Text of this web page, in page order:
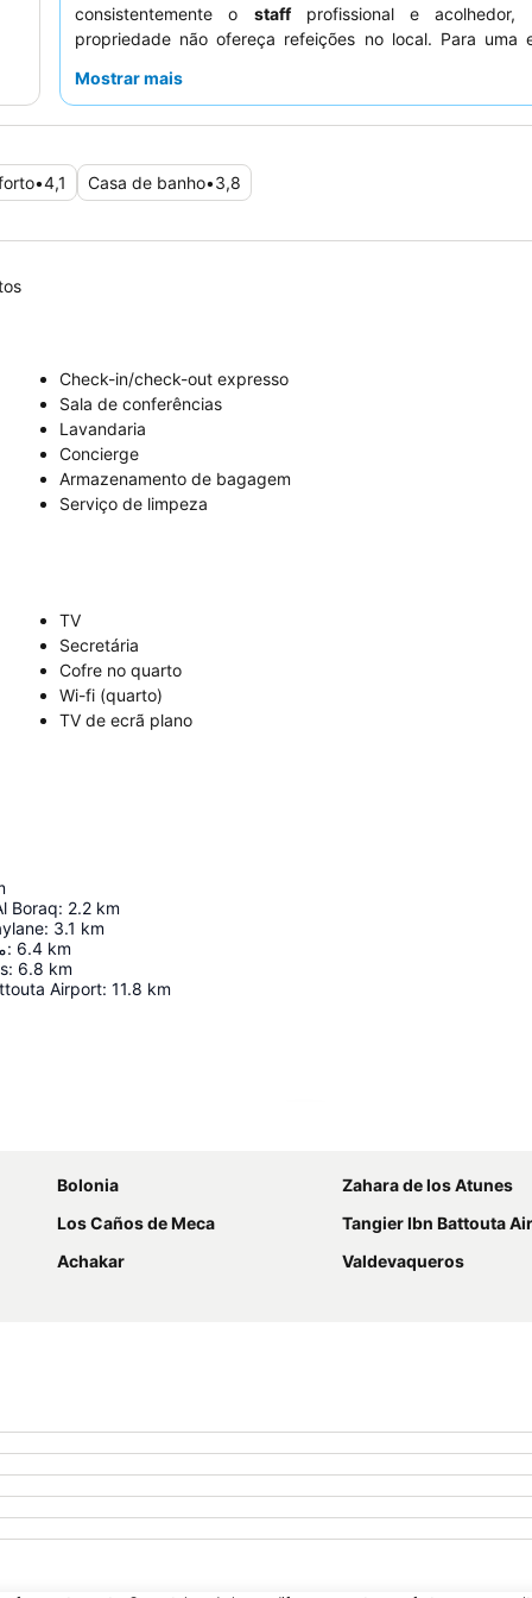
consistentemente o staffprofissional e acolhedor,
propriedade não ofereça refeições no local. Para uma
longe da movimentada avenida.
Mostrar mais
•4,1 Casa de banho•3,8
Check-in/check-out expresso
Sala de conferências
Lavandaria
Concierge
Armazenamento de bagagem
Serviço de limpeza
TV
Secretária
Cofre no quarto
Wi-fi (quarto)
TV de ecrã plano
Boraq: 2.2 km
: 3.1 km
: 6.4 km
: 6.8 km
Airport: 11.8 km
Bolonia
Zahara de los Atunes
Los Caños de Meca
Tangier Ibn Battouta
Achakar
Valdevaqueros